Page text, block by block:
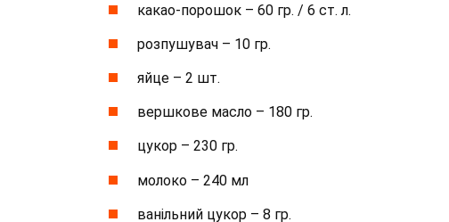
какао-порошок – 60 гр. / 6 ст. л.
розпушувач – 10 гр.
яйце – 2 шт.
вершкове масло – 180 гр.
цукор – 230 гр.
молоко – 240 мл
ванільний цукор – 8 гр.